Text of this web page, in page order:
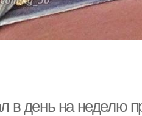
в день на неделю